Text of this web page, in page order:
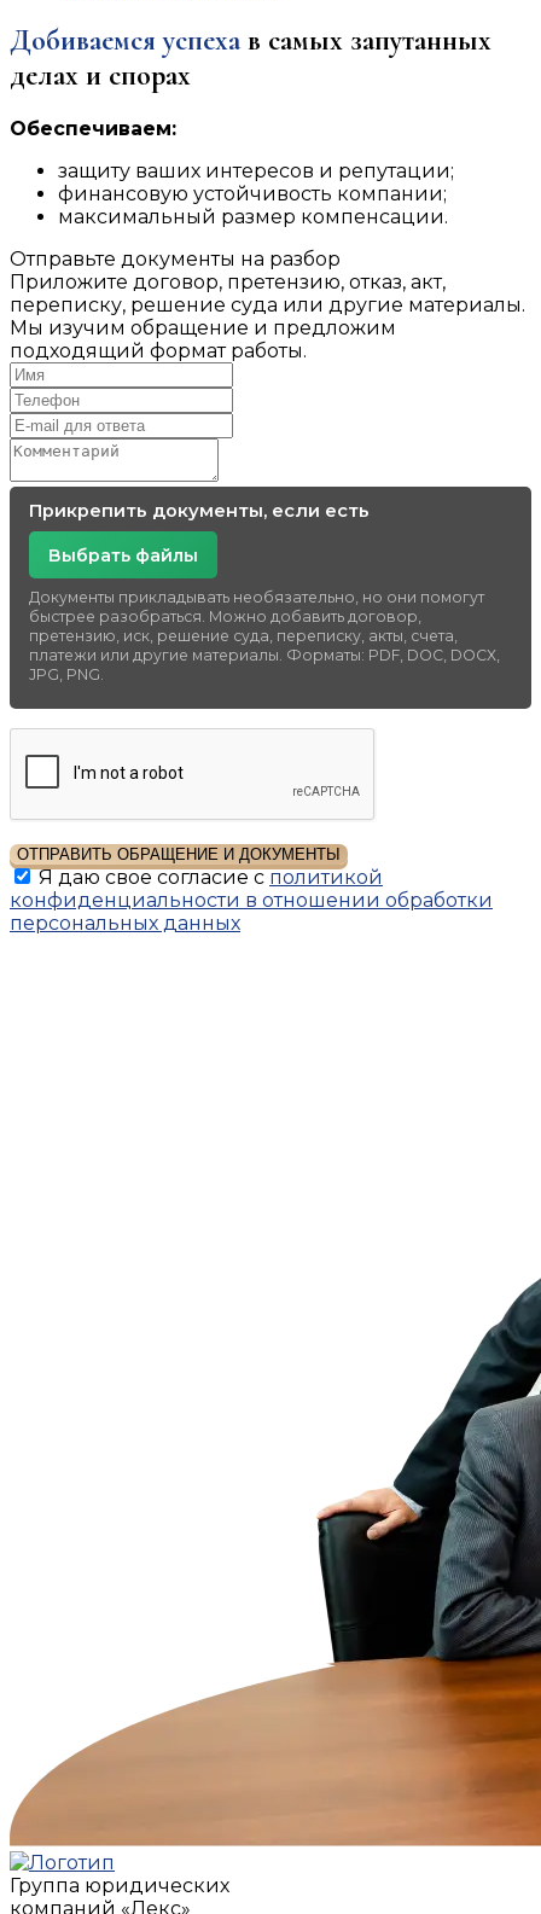
Добиваемся успехав самых запутанных
делах и спорах
Обеспечиваем:
защиту ваших интересов и репутации;
финансовую устойчивость компании;
максимальный размер компенсации.
Отправьте документы на разбор
Приложите договор, претензию, отказ, акт,
переписку, решение суда или другие материалы.
Мы изучим обращение и предложим
подходящий формат работы.
Прикрепить документы, если есть
Выбрать файлы
Документы прикладывать необязательно, но они помогут
быстрее разобраться. Можно добавить договор,
претензию, иск, решение суда, переписку, акты, счета,
платежи или другие материалы. Форматы: PDF, DOC, DOCX,
JPG, PNG.
ОТПРАВИТЬ ОБРАЩЕНИЕ И ДОКУМЕНТЫ
Я даю свое согласие сполитикой
конфиденциальности в отношении обработки
персональных данных
Группа юридических
компаний «Лекс»